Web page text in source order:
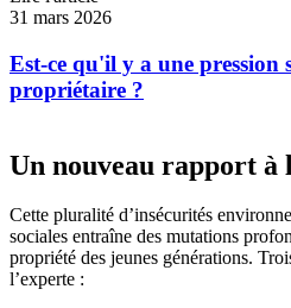
31 mars 2026
Est-ce qu'il y a une pression
propriétaire ?
Un nouveau rapport à
Cette pluralité d’insécurités
sociales entraîne des mutations
propriété des jeunes générations.
l’experte :